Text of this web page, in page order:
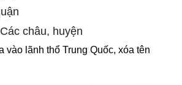
châu, huyện
vào lãnh thổ Trung Quốc, xóa tên